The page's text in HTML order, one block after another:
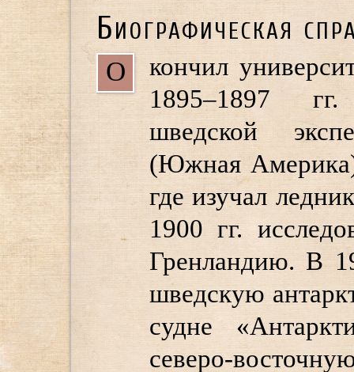
Биографическая
О
кончил
1895–1897
шведской
(Южная
где изучал
1900 гг.
Гренландию. В
шведскую
судне
северо-